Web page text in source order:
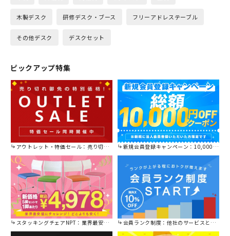
木製デスク 研修デスク・ブース フリーアドレステーブル
その他デスク デスクセット
ピックアップ特集
アウトレット・特価セール：売り切れ御免の特別価格！ 新規会員登録キャンペーン：10,000円OFFクーポン進呈中！
スタッキングチェアNPT：業界最安値に挑戦！ 会員ランク制度：他社のサービスと比較してください。